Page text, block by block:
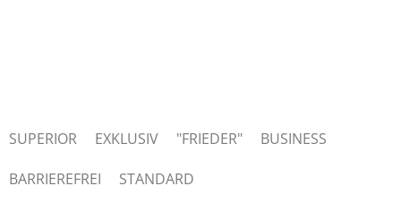
SUPERIOR EXKLUSIV "FRIEDER" BUSINESS
BARRIEREFREI STANDARD